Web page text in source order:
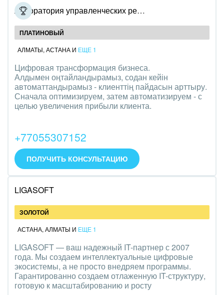
Лаборатория управленческих решений
ПЛАТИНОВЫЙ
АЛМАТЫ, АСТАНА И ЕЩЕ 1
Цифровая трансформация бизнеса.
Алдымен оңтайландырамыз, содан кейін
автоматтандырамыз - клиенттің пайдасын арттыру.
Сначала оптимизируем, затем автоматизируем - с
целью увеличения прибыли клиента.
+77055307152
ПОЛУЧИТЬ КОНСУЛЬТАЦИЮ
LIGASOFT
ЗОЛОТОЙ
АСТАНА, АЛМАТЫ И ЕЩЕ 1
LIGASOFT — ваш надежный IT-партнер с 2007
года. Мы создаем интеллектуальные цифровые
экосистемы, а не просто внедряем программы.
Гарантированно создаем отлаженную IT-структуру,
готовую к масштабированию и росту